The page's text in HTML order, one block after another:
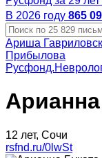
В 2026 году 865
Ариша
Прибылова
12 лет, Сочи
rsfnd.ru/0lwSt